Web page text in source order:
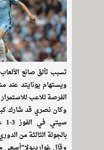
تسبب تألق صانع
ويستهام يونايتد عند
الفرصة للاعب
وكان نصري قد شارك
بالجولة الثالثة من